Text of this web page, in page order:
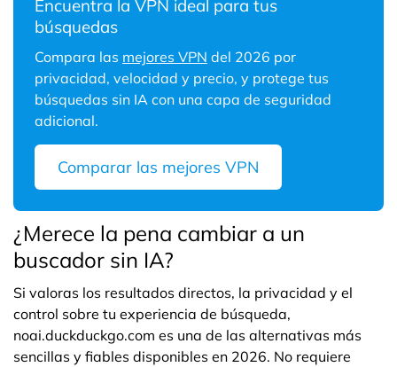
Encuentra la VPN ideal para tus
búsquedas
Compara las mejores VPN del 2026 por
privacidad, velocidad y precio, y protege tus
búsquedas sin IA con una capa de seguridad
adicional.
Comparar las mejores VPN
¿Merece la pena cambiar a un
buscador sin IA?
Si valoras los resultados directos, la privacidad y el
control sobre tu experiencia de búsqueda,
noai.duckduckgo.com es una de las alternativas más
sencillas y fiables disponibles en 2026. No requiere